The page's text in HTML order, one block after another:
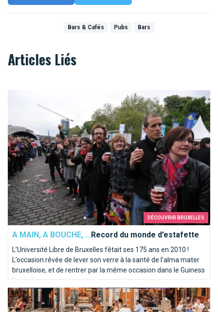
Bars & Cafés Pubs Bars
Articles Liés
DÉCOUVRIR BRUXELLES
A MAIN, A BOUCHE, ...Record du monde d’estafette
L’Université Libre de Bruxelles fêtait ses 175 ans en 2010 !
L’occasion rêvée de lever son verre à la santé de l’alma mater
bruxelloise, et de rentrer par la même occasion dans le Guiness
Book des records.
Longue vie aux extensions de terrasses à Bruxelles!